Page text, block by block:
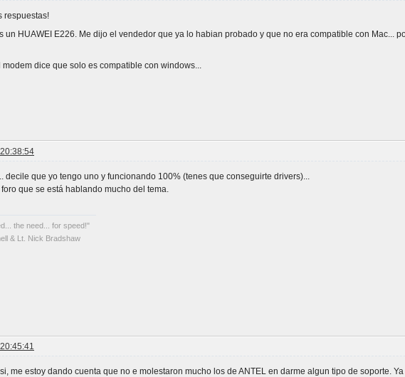
respuestas!
un HUAWEI E226. Me dijo el vendedor que ya lo habian probado y que no era compatible con Mac...
modem dice que solo es compatible con windows...
decile que yo tengo uno y funcionando 100% (tenes que conseguirte drivers)...
que se está hablando mucho del tema.
the need... for speed!"
& Lt. Nick Bradshaw
me estoy dando cuenta que no e molestaron mucho los de ANTEL en darme algun tipo de soporte.